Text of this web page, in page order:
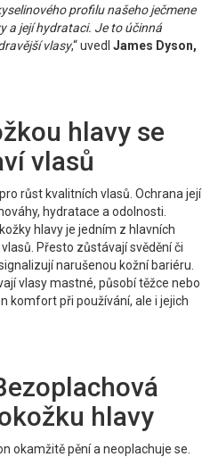
profilu našeho ječmene
a její hydrataci. Je to účinná
vlasy,“ uvedl James Dyson,
hlavy se
vlasů
růst kvalitních vlasů. Ochrana její
hydratace a odolnosti.
hlavy je jedním z hlavních
Přesto zůstávají svědění či
narušenou kožní bariéru.
vlasy mastné, působí těžce nebo
komfort při používání, ale i jejich
hlavy
okamžitě pění a neoplachuje se.